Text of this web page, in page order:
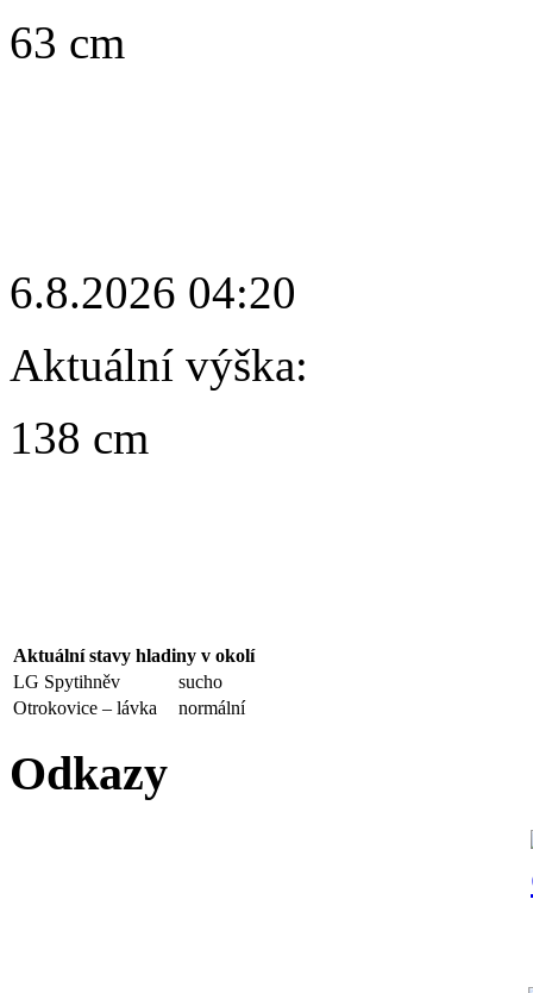
63 cm
6.8.2026 04:20
Aktuální výška:
138 cm
Aktuální stavy hladiny v okolí
LG Spytihněv
sucho
Otrokovice – lávka
normální
Odkazy